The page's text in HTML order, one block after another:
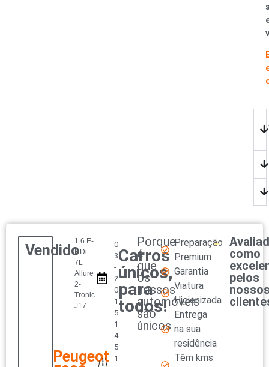
Vendido
Peugeot
1.6 E-
HDi
7L
Allure
2-
Tronic
J17
0
3
-
2
0
1
5
1
4
5
1
Carros
únicos,
para
todos!
Porque
é
que
os
nossos
automóveis
são
únicos
Preparação
Premium
Garantia
Viatura
Higienizada
Entrega
na sua
residência
Têm kms
como
pelos